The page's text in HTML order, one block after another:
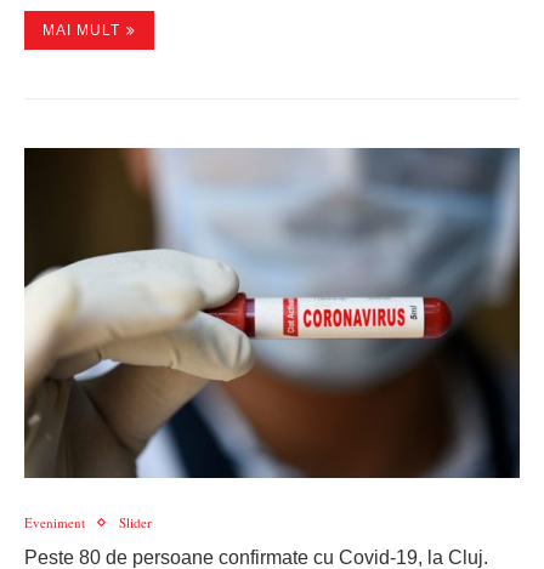
MAI MULT
Eveniment Slider
Peste 80 de persoane confirmate cu Covid-19, la Cluj.